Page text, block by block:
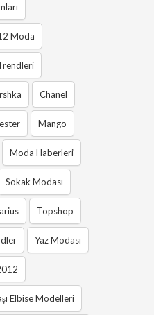
Moda
Chanel
Mango
Moda Haberleri
Sokak Modası
Topshop
Yaz Modası
Elbise Modelleri